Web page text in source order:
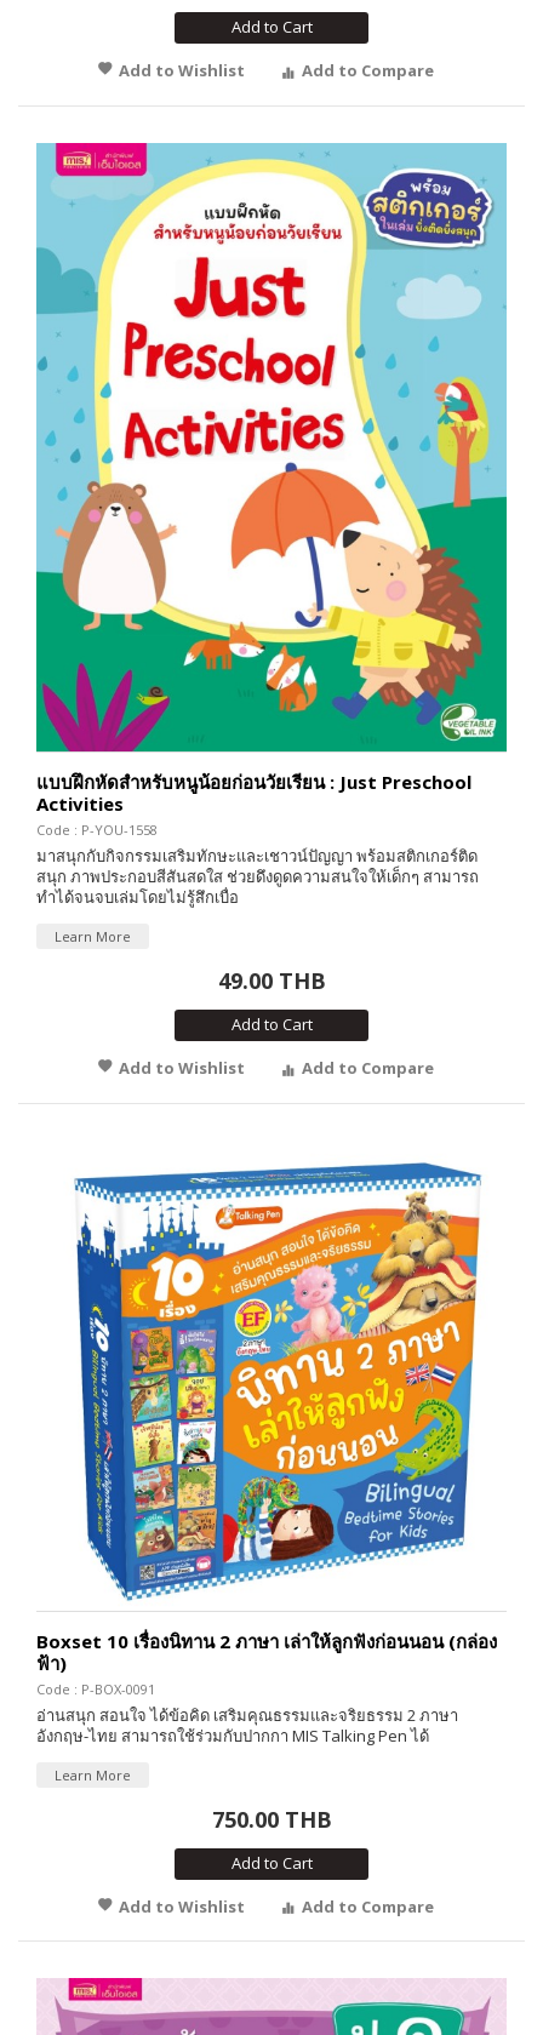
Add to Cart
Add to Wishlist
Add to Compare
แบบฝึกหัดสำหรับหนูน้อยก่อนวัยเรียน : Just Preschool
Activities
Code : P-YOU-1558
มาสนุกกับกิจกรรมเสริมทักษะและเชาวน์ปัญญา พร้อมสติกเกอร์ติด
สนุก ภาพประกอบสีสันสดใส ช่วยดึงดูดความสนใจให้เด็กๆ สามารถ
ทำได้จนจบเล่มโดยไม่รู้สึกเบื่อ
Learn More
49.00 THB
Add to Cart
Add to Wishlist
Add to Compare
Boxset 10 เรื่องนิทาน 2 ภาษา เล่าให้ลูกฟังก่อนนอน (กล่อง
ฟ้า)
Code : P-BOX-0091
อ่านสนุก สอนใจ ได้ข้อคิด เสริมคุณธรรมและจริยธรรม 2 ภาษา
อังกฤษ-ไทย สามารถใช้ร่วมกับปากกา MIS Talking Pen ได้
Learn More
750.00 THB
Add to Cart
Add to Wishlist
Add to Compare